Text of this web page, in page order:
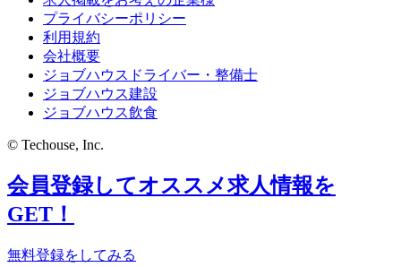
プライバシーポリシー
利用規約
会社概要
ジョブハウスドライバー・整備士
ジョブハウス建設
ジョブハウス飲食
© Techouse, Inc.
会員登録してオススメ求人情報を
GET！
無料登録をしてみる